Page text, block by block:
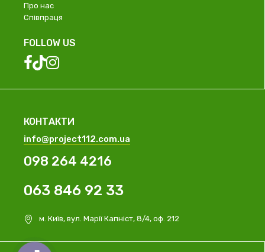
Про нас
Співпраця
FOLLOW US
КОНТАКТИ
info@project112.com.ua
098 264 4216
063 846 92 33
м. Київ, вул. Марії Капніст, 8/4, оф. 212